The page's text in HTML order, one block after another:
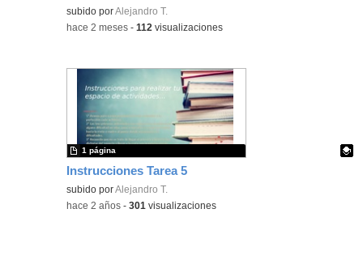
Contenido educativo.
subido porAlejandro T.
-hace 2 meses -112 visualizaciones
Instrucciones Tarea 5
Contenido educativo.
subido porAlejandro T.
1 página
-hace 2 años -301 visualizaciones